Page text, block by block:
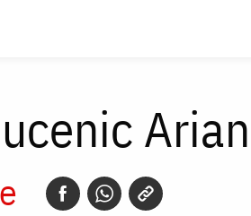
Arian